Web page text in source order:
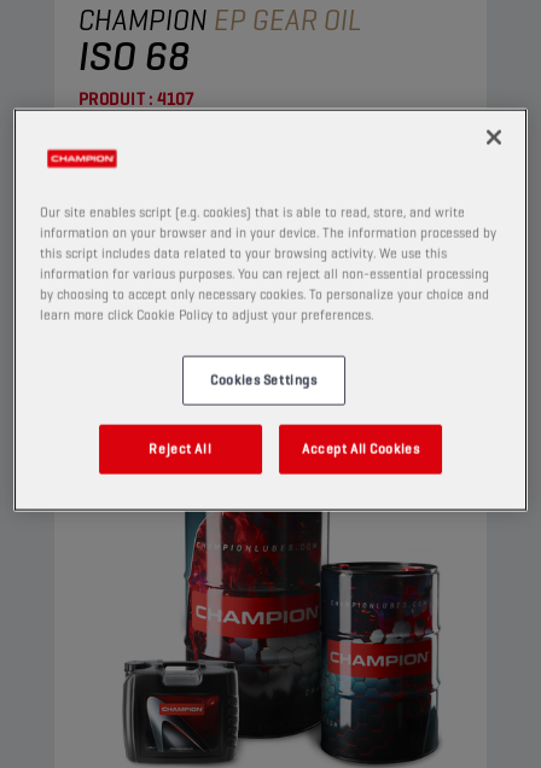
CHAMPION EP GEAR OIL
ISO 68
PRODUIT : 4107
Il s'agit d'une huile très haute pression pour les
additifs haute pression basés sur des
composés de soufre et de phosphore qui
réduisent sensiblement le frottement et
empêchent l'usure.
HUILES POUR ENGRENAGES INDUSTRIELS
Our site enables script (e.g. cookies) that is able to read, store, and write
information on your browser and in your device. The information processed by
this script includes data related to your browsing activity. We use this
information for various purposes. You can reject all non-essential processing
by choosing to accept only necessary cookies. To personalize your choice and
learn more click Cookie Policy to adjust your preferences.
Cookies Settings
Reject All Accept All Cookies